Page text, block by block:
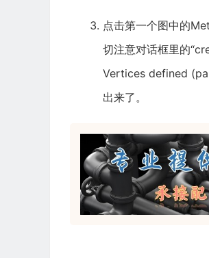
点击第一个图中的
切注意对话框里的
Vertices defined
出来了。